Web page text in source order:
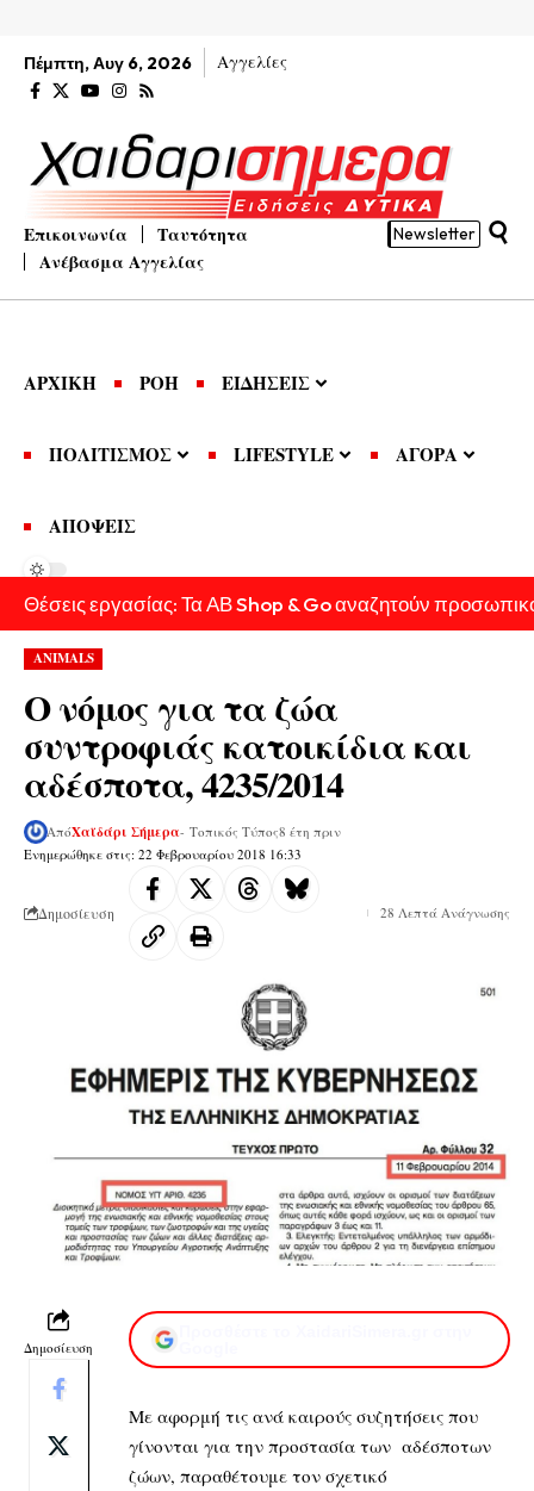
Πέμπτη, Αυγ 6, 2026 Αγγελίες
Επικοινωνία
Ταυτότητα
Ανέβασμα Αγγελίας
Newsletter
ΑΡΧΙΚΗ ΡΟΗ ΕΙΔΗΣΕΙΣ
ΠΟΛΙΤΙΣΜΟΣ LIFESTYLE ΑΓΟΡΑ
ΑΠΟΨΕΙΣ
Θέσεις εργασίας: Τα ΑΒ Shop & Go αναζητούν
ANIMALS
Ο νόμος για τα ζώα
συντροφιάς κατοικίδια και
αδέσποτα, 4235/2014
Ενημερώθηκε στις: 22 Φεβρουαρίου 2018 16:33
ΑπόΧαϊδάρι Σήμερα- Τοπικός Τύπος8 έτη πριν
Δημοσίευση 28 Λεπτά Ανάγνωσης
Δημοσίευση
Με αφορμή τις ανά καιρούς συζητήσεις που
γίνονται για την προστασία των αδέσποτων
ζώων, παραθέτουμε τον σχετικό